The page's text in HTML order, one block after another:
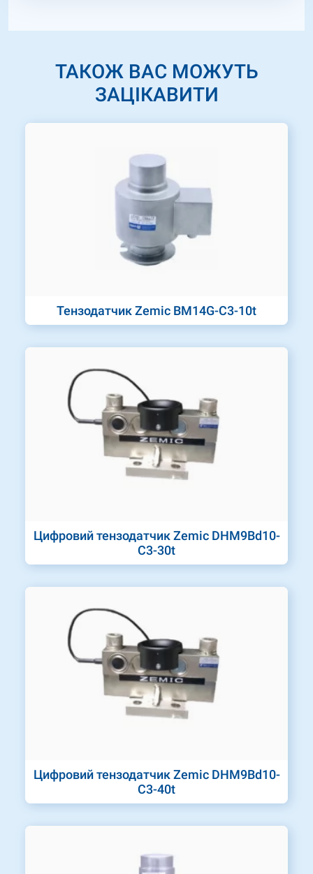
ТАКОЖ ВАС МОЖУТЬ
ЗАЦІКАВИТИ
Тензодатчик Zemic BM14G-C3-10t
Цифровий тензодатчик Zemic DHM9Bd10-
C3-30t
Цифровий тензодатчик Zemic DHM9Bd10-
C3-40t